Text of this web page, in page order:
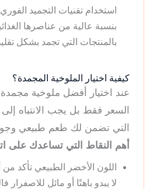
استخدام تقنيات التجميد
بنسبة عالية من عناصرها
بالمنتجات التي تجمد بشكل
كيفية اختيار الملوخية المجمدة؟
عند اختيار أفضل ملوخية
السعر فقط بل يجب الانتباه
التي تضمن لك طعم طبيعي
أهم النقاط التي تساعدك على
اللون الأخضر الطبيعي تأكد
لا يبدو باهتًا أو مائل للاصفرار